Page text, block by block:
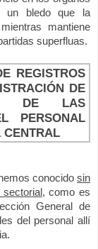
un bledo que la
mantiene
superfluas.
REGISTROS
DE
DE LAS
PERSONAL
CENTRAL
hemos conocidosin
, como es
General de
del personal allí